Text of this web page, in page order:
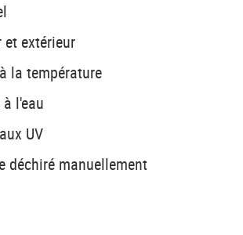
et extérieur
la température
l'eau
UV
déchiré manuellement